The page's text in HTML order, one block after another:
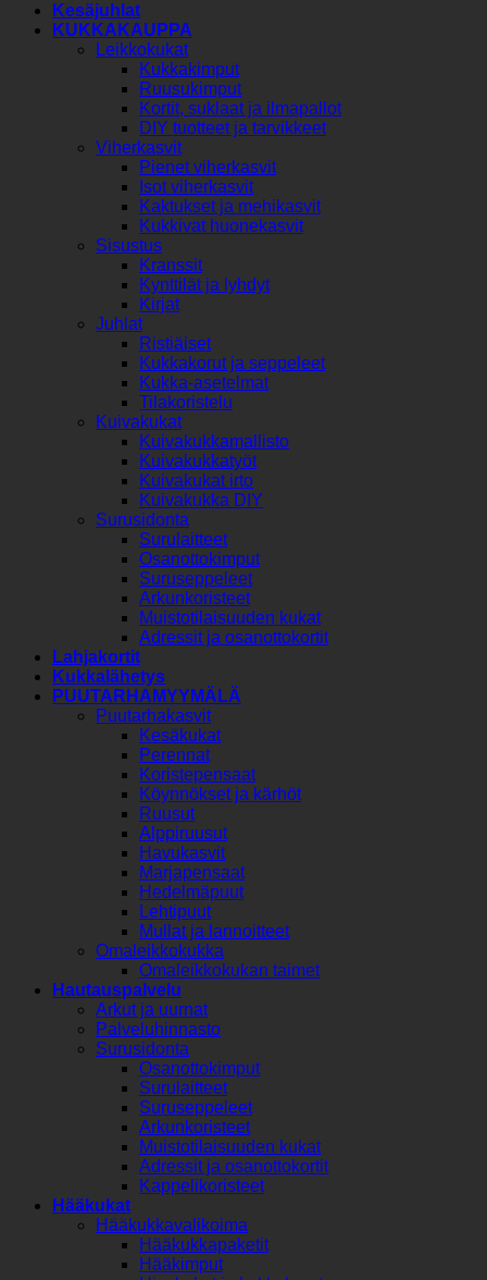
Kesäjuhlat
KUKKAKAUPPA
Leikkokukat
Kukkakimput
Ruusukimput
Kortit, suklaat ja ilmapallot
DIY tuotteet ja tarvikkeet
Viherkasvit
Pienet viherkasvit
Isot viherkasvit
Kaktukset ja mehikasvit
Kukkivat huonekasvit
Sisustus
Kranssit
Kynttilät ja lyhdyt
Kirjat
Juhlat
Ristiäiset
Kukkakorut ja seppeleet
Kukka-asetelmat
Tilakoristelu
Kuivakukat
Kuivakukkamallisto
Kuivakukkatyöt
Kuivakukat irto
Kuivakukka DIY
Surusidonta
Surulaitteet
Osanottokimput
Suruseppeleet
Arkunkoristeet
Muistotilaisuuden kukat
Adressit ja osanottokortit
Lahjakortit
Kukkalähetys
PUUTARHAMYYMÄLÄ
Puutarhakasvit
Kesäkukat
Perennat
Koristepensaat
Köynnökset ja kärhöt
Ruusut
Alppiruusut
Havukasvit
Marjapensaat
Hedelmäpuut
Lehtipuut
Mullat ja lannoitteet
Omaleikkokukka
Omaleikkokukan taimet
Hautauspalvelu
Arkut ja uurnat
Palveluhinnasto
Surusidonta
Osanottokimput
Surulaitteet
Suruseppeleet
Arkunkoristeet
Muistotilaisuuden kukat
Adressit ja osanottokortit
Kappelikoristeet
Hääkukat
Hääkukkavalikoima
Hääkukkapaketit
Hääkimput